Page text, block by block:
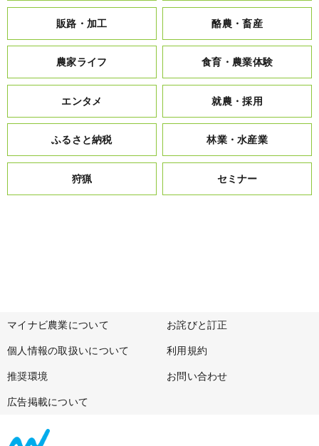
販路・加工 酪農・畜産
農家ライフ 食育・農業体験
エンタメ 就農・採用
ふるさと納税 林業・水産業
狩猟 セミナー
マイナビ農業について お詫びと訂正
個人情報の取扱いについて 利用規約
推奨環境 お問い合わせ
広告掲載について